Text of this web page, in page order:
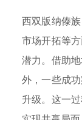
西双版纳傣
市场开拓等
潜力。借助
外，一些成
升级。这一